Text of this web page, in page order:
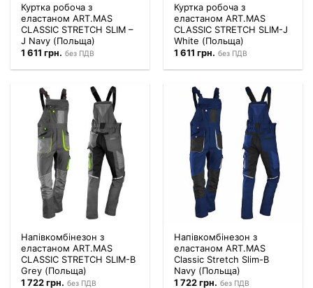
Куртка робоча з
еластаном ART.MAS
CLASSIC STRETCH SLIM –
J Navy (Польща)
1 611грн. без ПДВ
Куртка робоча з
еластаном ART.MAS
CLASSIC STRETCH SLIM-J
White (Польща)
1 611грн. без ПДВ
Напівкомбінезон з
еластаном ART.MAS
CLASSIC STRETCH SLIM-B
Grey (Польща)
1 722грн. без ПДВ
Напівкомбінезон з
еластаном ART.MAS
Classic Stretch Slim-B
Navy (Польща)
1 722грн. без ПДВ